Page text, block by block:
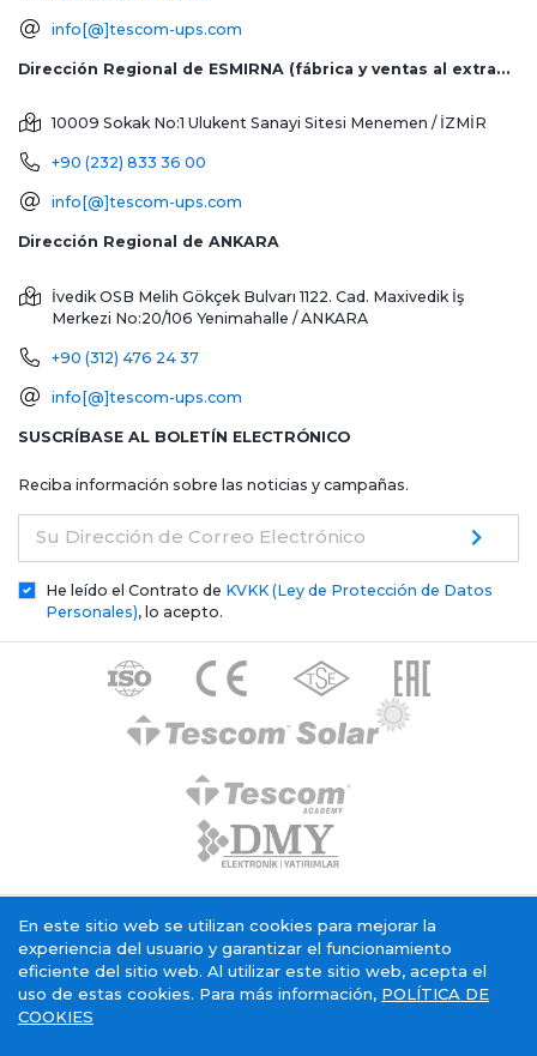
info[@]tescom-ups.com
Dirección Regional de ESMIRNA (fábrica y ventas al extranjero)
10009 Sokak No:1 Ulukent Sanayi Sitesi Menemen / İZMİR
+90 (232) 833 36 00
info[@]tescom-ups.com
Dirección Regional de ANKARA
İvedik OSB Melih Gökçek Bulvarı 1122. Cad. Maxivedik İş
Merkezi No:20/106 Yenimahalle / ANKARA
+90 (312) 476 24 37
info[@]tescom-ups.com
SUSCRÍBASE AL BOLETÍN ELECTRÓNICO
Reciba información sobre las noticias y campañas.
Su Dirección de Correo Electrónico
He leído el Contrato de KVKK (Ley de Protección de Datos
Personales), lo acepto.
Texto de aclaración general de Tescom Elektronik
Política de cookies
Servicio Sociedad de la Información
En este sitio web se utilizan cookies para mejorar la
experiencia del usuario y garantizar el funcionamiento
eficiente del sitio web. Al utilizar este sitio web, acepta el
uso de estas cookies. Para más información, POLÍTICA DE
COOKIES